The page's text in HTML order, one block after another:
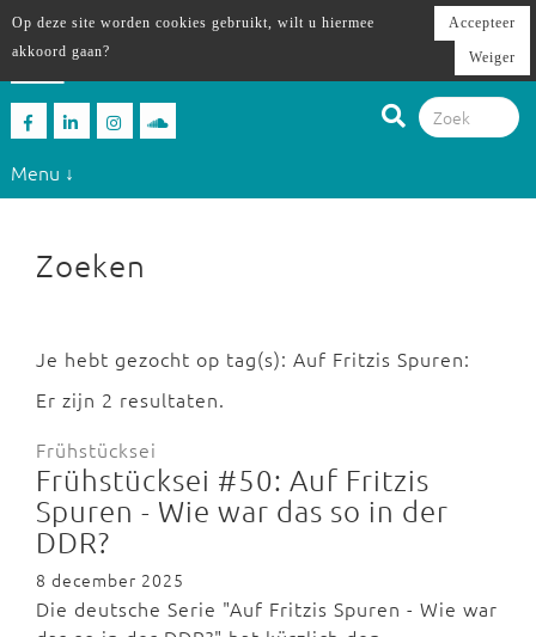
Menu ↓
Zoeken
Je hebt gezocht op tag(s): Auf Fritzis Spuren:
Er zijn 2 resultaten.
Frühstücksei
Frühstücksei #50: Auf Fritzis
Spuren - Wie war das so in der
DDR?
8 december 2025
Die deutsche Serie "Auf Fritzis Spuren - Wie war
Op deze site worden cookies gebruikt, wilt u hiermee
akkoord gaan?
Accepteer
Weiger